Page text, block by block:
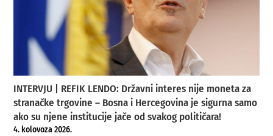
INTERVJU | REFIK LENDO: Državni interes nije moneta za
stranačke trgovine – Bosna i Hercegovina je sigurna samo
ako su njene institucije jače od svakog političara!
4. kolovoza 2026.